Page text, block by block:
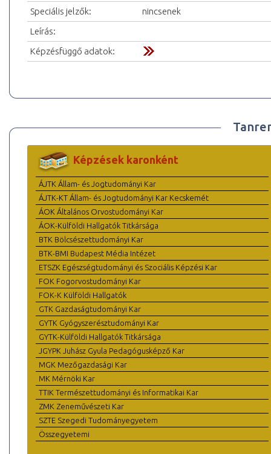
Speciális jelzők:
nincsenek
Leírás:
Képzésfüggő adatok:
Képzések karonként
ÁJTK Állam- és Jogtudományi Kar
ÁJTK-KT Állam- és Jogtudományi Kar Kecskemét
ÁOK Általános Orvostudományi Kar
ÁOK-Külföldi Hallgatók Titkársága
BTK Bölcsészettudományi Kar
BTK-BMI Budapest Média Intézet
ETSZK Egészségtudományi és Szociális Képzési Kar
FOK Fogorvostudományi Kar
FOK-K Külföldi Hallgatók
GTK Gazdaságtudományi Kar
GYTK Gyógyszerésztudományi Kar
GYTK-Külföldi Hallgatók Titkársága
JGYPK Juhász Gyula Pedagógusképző Kar
MGK Mezőgazdasági Kar
MK Mérnöki Kar
TTIK Természettudományi és Informatikai Kar
ZMK Zeneművészeti Kar
SZTE Szegedi Tudományegyetem
Összegyetemi